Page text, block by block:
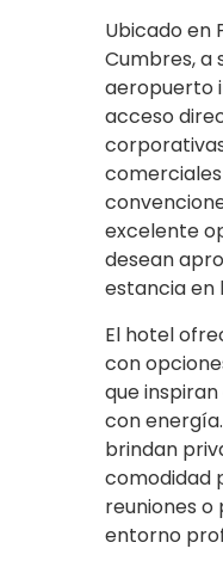
Ubicado en
Cumbres, a
aeropuerto
acceso
excelente
desean
estancia en
El hotel
con
que
con
brindan
comodidad
reuniones o
entorno